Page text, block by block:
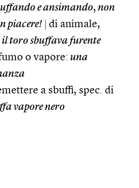
e ansimando, non
piacere!
di animale,
il toro sbuffava furente
o vapore: una
a sbuffi, spec. di
vapore nero